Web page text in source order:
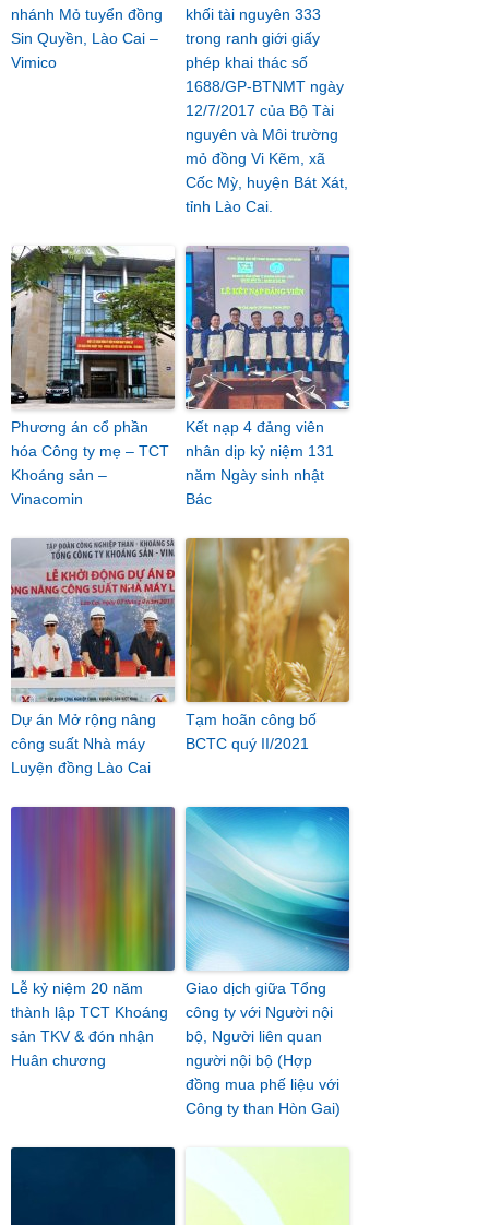
nhánh Mỏ tuyển đồng
Sin Quyền, Lào Cai –
Vimico
khối tài nguyên 333
trong ranh giới giấy
phép khai thác số
1688/GP-BTNMT ngày
12/7/2017 của Bộ Tài
nguyên và Môi trường
mỏ đồng Vi Kẽm, xã
Cốc Mỳ, huyện Bát Xát,
tỉnh Lào Cai.
Phương án cổ phần
hóa Công ty mẹ – TCT
Khoáng sản –
Vinacomin
Kết nạp 4 đảng viên
nhân dịp kỷ niệm 131
năm Ngày sinh nhật
Bác
Dự án Mở rộng nâng
công suất Nhà máy
Luyện đồng Lào Cai
Tạm hoãn công bố
BCTC quý II/2021
Lễ kỷ niệm 20 năm
thành lập TCT Khoáng
sản TKV & đón nhận
Huân chương
Giao dịch giữa Tổng
công ty với Người nội
bộ, Người liên quan
người nội bộ (Hợp
đồng mua phế liệu với
Công ty than Hòn Gai)